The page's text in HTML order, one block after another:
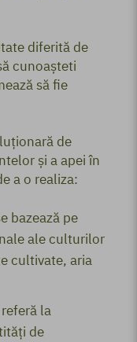
diferită de
cunoașteti
să fie
de
și a apei în
a o realiza:
bazează pe
ale culturilor
cultivate, aria
la
de